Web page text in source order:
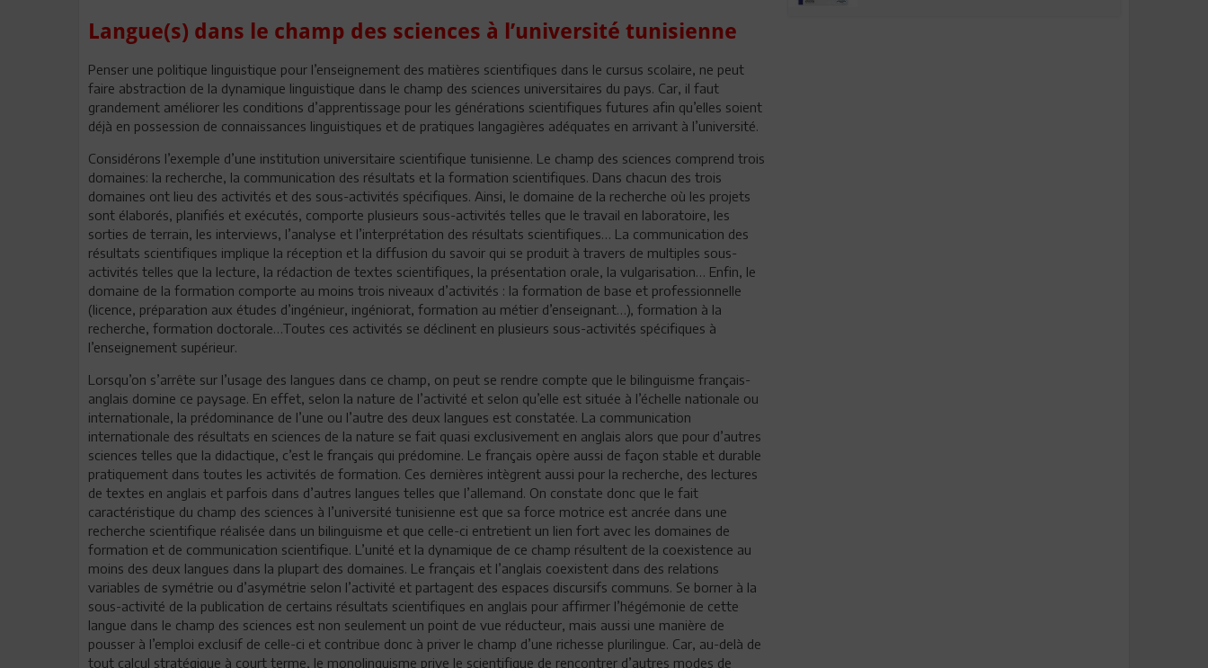
Langue(s) dans le champ des sciences à l’université tunisienne
Penser une politique linguistique pour l’enseignement des matières scientifiques dans le cursus scolaire, ne peut
faire abstraction de la dynamique linguistique dans le champ des sciences universitaires du pays. Car, il faut
grandement améliorer les conditions d’apprentissage pour les générations scientifiques futures afin qu’elles soient
déjà en possession de connaissances linguistiques et de pratiques langagières adéquates en arrivant à l’université.
Considérons l’exemple d’une institution universitaire scientifique tunisienne. Le champ des sciences comprend trois
domaines: la recherche, la communication des résultats et la formation scientifiques. Dans chacun des trois
domaines ont lieu des activités et des sous-activités spécifiques. Ainsi, le domaine de la recherche où les projets
sont élaborés, planifiés et exécutés, comporte plusieurs sous-activités telles que le travail en laboratoire, les
sorties de terrain, les interviews, l’analyse et l’interprétation des résultats scientifiques… La communication des
résultats scientifiques implique la réception et la diffusion du savoir qui se produit à travers de multiples sous-
activités telles que la lecture, la rédaction de textes scientifiques, la présentation orale, la vulgarisation… Enfin, le
domaine de la formation comporte au moins trois niveaux d’activités : la formation de base et professionnelle
(licence, préparation aux études d’ingénieur, ingéniorat, formation au métier d’enseignant…), formation à la
recherche, formation doctorale…Toutes ces activités se déclinent en plusieurs sous-activités spécifiques à
l’enseignement supérieur.
Lorsqu’on s’arrête sur l’usage des langues dans ce champ, on peut se rendre compte que le bilinguisme français-
anglais domine ce paysage. En effet, selon la nature de l’activité et selon qu’elle est située à l’échelle nationale ou
internationale, la prédominance de l’une ou l’autre des deux langues est constatée. La communication
internationale des résultats en sciences de la nature se fait quasi exclusivement en anglais alors que pour d’autres
sciences telles que la didactique, c’est le français qui prédomine. Le français opère aussi de façon stable et durable
pratiquement dans toutes les activités de formation. Ces dernières intègrent aussi pour la recherche, des lectures
de textes en anglais et parfois dans d’autres langues telles que l’allemand. On constate donc que le fait
caractéristique du champ des sciences à l’université tunisienne est que sa force motrice est ancrée dans une
recherche scientifique réalisée dans un bilinguisme et que celle-ci entretient un lien fort avec les domaines de
formation et de communication scientifique. L’unité et la dynamique de ce champ résultent de la coexistence au
moins des deux langues dans la plupart des domaines. Le français et l’anglais coexistent dans des relations
variables de symétrie ou d’asymétrie selon l’activité et partagent des espaces discursifs communs. Se borner à la
sous-activité de la publication de certains résultats scientifiques en anglais pour affirmer l’hégémonie de cette
langue dans le champ des sciences est non seulement un point de vue réducteur, mais aussi une manière de
pousser à l’emploi exclusif de celle-ci et contribue donc à priver le champ d’une richesse plurilingue. Car, au-delà de
tout calcul stratégique à court terme, le monolinguisme prive le scientifique de rencontrer d’autres modes de